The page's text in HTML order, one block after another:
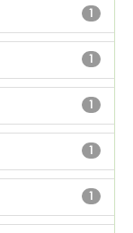
1
1
1
1
1